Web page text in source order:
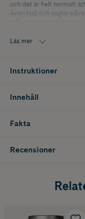
och det är helt normalt
Även hud och naglar
passa mäns behov.
biotin, zink, selen och
dessutom ett högt
Man bidra till att
inte bli orolig om du inte
till några månader innan
Läs mer
Instruktioner
Innehåll
Fakta
Recensioner